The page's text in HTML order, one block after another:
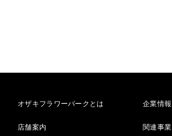
オザキフラワーパークとは
店舗案内
企業情報
関連事業